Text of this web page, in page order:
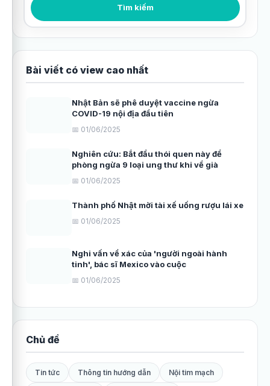
Tìm kiếm bài viết Tìm kiếm
Bài viết có view cao nhất
Nhật Bản sẽ phê duyệt vaccine ngừa
COVID-19 nội địa đầu tiên
📅 01/06/2025
Nghiên cứu: Bắt đầu thói quen này để
phòng ngừa 9 loại ung thư khi về già
📅 01/06/2025
Thành phố Nhật mời tài xế uống rượu lái xe
📅 01/06/2025
Nghi vấn về xác của 'người ngoài hành
tinh', bác sĩ Mexico vào cuộc
📅 01/06/2025
Chủ đề
Tin tức Thông tin hướng dẫn Nội tim mạch